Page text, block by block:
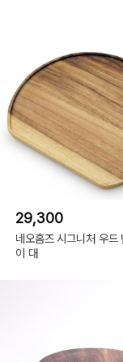
29,300
네오홈즈 시그니처 우드
이 대